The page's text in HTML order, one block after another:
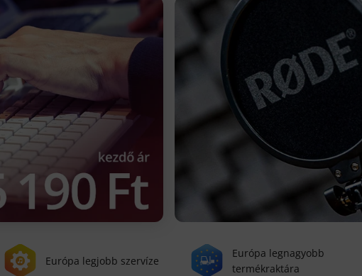
Európa legjobb szervíze
Európa legnagyobb
termékraktára